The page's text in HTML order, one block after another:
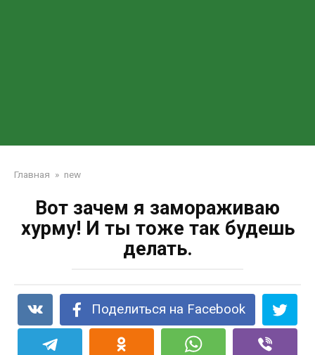
Главная » new
Вот зачем я замораживаю
хурму! И ты тоже так будешь
делать.
Поделиться на Facebook